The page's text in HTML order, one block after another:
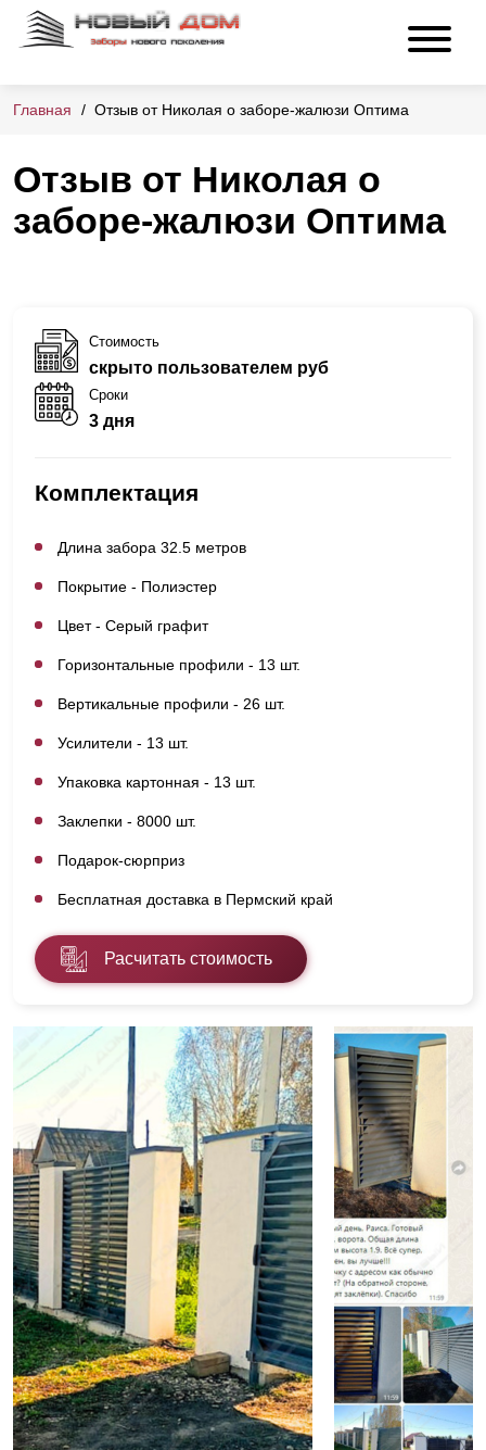
Главная Отзыв от Николая о заборе-жалюзи Оптима
Отзыв от Николая о
заборе-жалюзи Оптима
Стоимость
скрыто пользователем руб
Сроки
3 дня
Комплектация
Длина забора 32.5 метров
Покрытие - Полиэстер
Цвет - Серый графит
Горизонтальные профили - 13 шт.
Вертикальные профили - 26 шт.
Усилители - 13 шт.
Упаковка картонная - 13 шт.
Заклепки - 8000 шт.
Подарок-сюрприз
Бесплатная доставка в Пермский край
Расчитать стоимость